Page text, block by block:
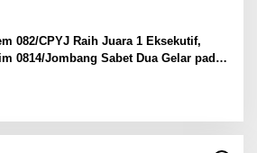
082/CPYJ Raih Juara 1 Eksekutif,
0814/Jombang Sabet Dua Gelar pada